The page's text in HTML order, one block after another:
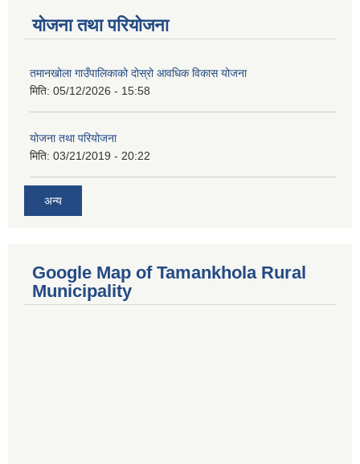
योजना तथा परियोजना
तमानखोला गाउँपालिकाको दोस्रो आवधिक विकास योजना
मिति: 05/12/2026 - 15:58
योजना तथा परियोजना
मिति: 03/21/2019 - 20:22
अन्य
Google Map of Tamankhola Rural
Municipality